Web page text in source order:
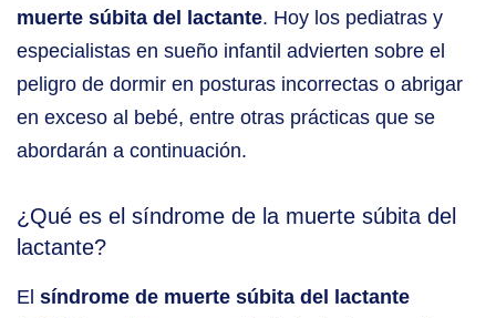
muerte súbita del lactante. Hoy los pediatras y
especialistas en sueño infantil advierten sobre el
peligro de dormir en posturas incorrectas o abrigar
en exceso al bebé, entre otras prácticas que se
abordarán a continuación.
¿Qué es el síndrome de la muerte súbita del
lactante?
El síndrome de muerte súbita del lactante